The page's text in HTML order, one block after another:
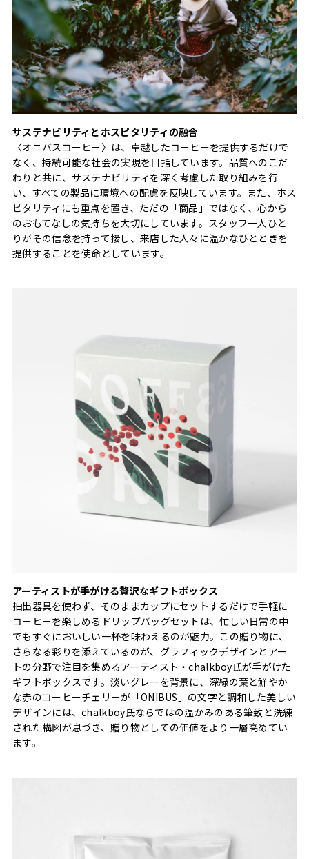
サステナビリティとホスピタリティの融合
〈オニバスコーヒー〉は、卓越したコーヒーを提供するだけで
なく、持続可能な社会の実現を目指しています。品質へのこだ
わりと共に、サステナビリティを深く考慮した取り組みを行
い、すべての製品に環境への配慮を反映しています。また、ホス
ピタリティにも重点を置き、ただの「商品」ではなく、心から
のおもてなしの気持ちを大切にしています。スタッフ一人ひと
りがその信念を持って接し、来店した人々に温かなひとときを
提供することを使命としています。
アーティストが手がける贅沢なギフトボックス
抽出器具を使わず、そのままカップにセットするだけで手軽に
コーヒーを楽しめるドリップバッグセットは、忙しい日常の中
でもすぐにおいしい一杯を味わえるのが魅力。この贈り物に、
さらなる彩りを添えているのが、グラフィックデザインとアー
トの分野で注目を集めるアーティスト・chalkboy氏が手がけた
ギフトボックスです。淡いグレーを背景に、深緑の葉と鮮やか
な赤のコーヒーチェリーが「ONIBUS」の文字と調和した美しい
デザインには、chalkboy氏ならではの温かみのある筆致と洗練
された構図が息づき、贈り物としての価値をより一層高めてい
ます。